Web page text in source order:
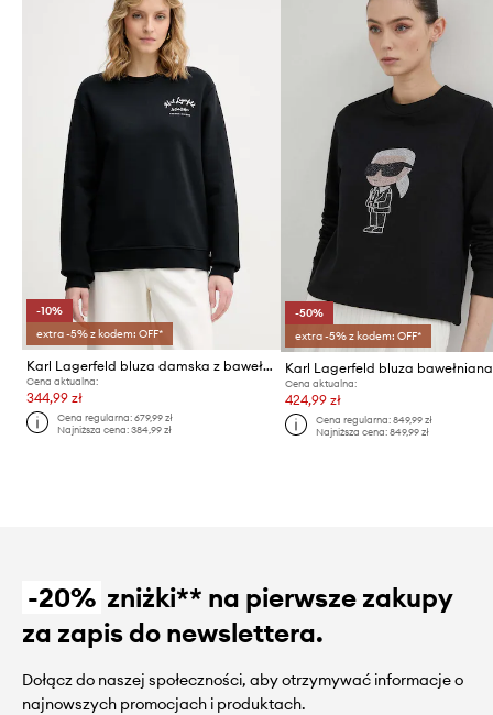
-10%
extra -5% z kodem: OFF*
Karl Lagerfeld bluza damska z bawełną
Cena aktualna:
344,99 zł
Cena regularna:679,99 zł
Najniższa cena:384,99 zł
-50%
extra -5% z kodem: OFF*
Karl Lagerfeld bluza bawełniana
Cena aktualna:
424,99 zł
Cena regularna: 849,99 zł
Najniższa cena: 849,99 zł
-20% zniżki** na pierwsze zakupy
za zapis do newslettera.
Dołącz do naszej społeczności, aby otrzymywać informacje o
najnowszych promocjach i produktach.